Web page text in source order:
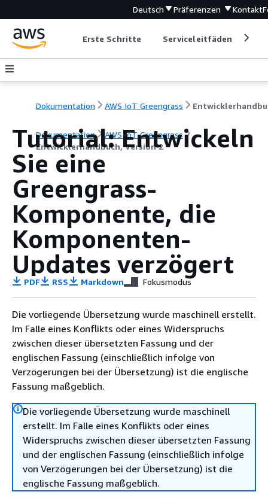
Deutsch Präferenzen Kontakt
Erste Schritte Serviceleitfäden
Dokumentation AWS IoT Greengrass
Dokumentation
AWS IoT Greengrass
Entwicklerhandbuch, Version 2
Tutorial: Entwickeln
Sie eine
Greengrass-
Komponente, die
Komponenten-
Updates verzögert
PDF RSS Markdown Fokusmodus
Die vorliegende Übersetzung wurde maschinell erstellt.
Im Falle eines Konflikts oder eines Widerspruchs
zwischen dieser übersetzten Fassung und der
englischen Fassung (einschließlich infolge von
Verzögerungen bei der Übersetzung) ist die englische
Fassung maßgeblich.
Die vorliegende Übersetzung wurde maschinell
erstellt. Im Falle eines Konflikts oder eines
Widerspruchs zwischen dieser übersetzten Fassung
und der englischen Fassung (einschließlich infolge
von Verzögerungen bei der Übersetzung) ist die
englische Fassung maßgeblich.